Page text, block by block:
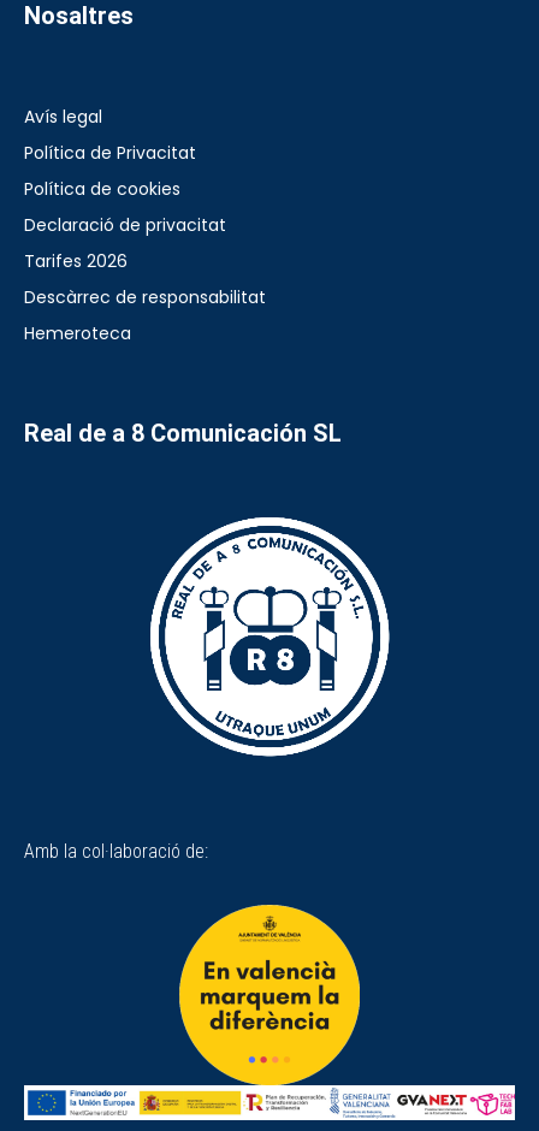
Nosaltres
Avís legal
Política de Privacitat
Política de cookies
Declaració de privacitat
Tarifes 2026
Descàrrec de responsabilitat
Hemeroteca
Real de a 8 Comunicación SL
Amb la col·laboració de: